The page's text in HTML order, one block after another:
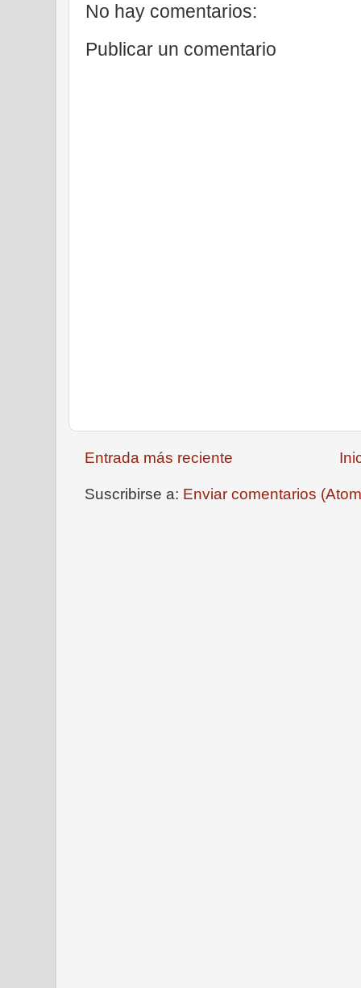
No hay comentarios:
Publicar un comentario
Entrada más reciente
Suscribirse a: Enviar comentarios